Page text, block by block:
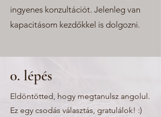
ingyenes konzultációt. Jelenleg van
kapacitásom kezdőkkel is dolgozni.
0. lépés
Eldöntötted, hogy megtanulsz angolul.
Ez egy csodás választás, gratulálok! :)